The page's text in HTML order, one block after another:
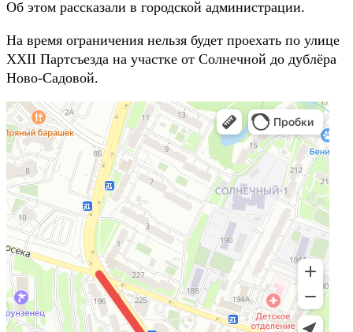
Об этом рассказали в городской администрации.
На время ограничения нельзя будет проехать по улице
XXII Партсъезда на участке от Солнечной до дублёра
Ново-Садовой.